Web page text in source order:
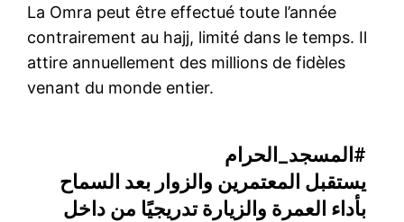
La Omra peut être effectué toute l’année
contrairement au hajj, limité dans le temps. Il
attire annuellement des millions de fidèles
venant du monde entier.
#المسجد_الحرام
يستقبل المعتمرين والزوار بعد السماح
بأداء العمرة والزيارة تدريجيًا من داخل